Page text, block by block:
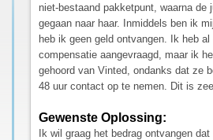
niet-bestaand pakketpunt, waarna de
gegaan naar haar. Inmiddels ben ik
heb ik geen geld ontvangen. Ik heb al
compensatie aangevraagd, maar ik
gehoord van Vinted, ondanks dat ze
48 uur contact op te nemen. Dit is
Gewenste Oplossing:
Ik wil graag het bedrag ontvangen